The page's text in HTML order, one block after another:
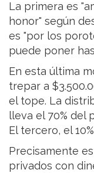
La primera es
honor" según
es "por los
puede poner
En esta última
trepar a
el tope. La
lleva el 70% del
El tercero, el
Precisamente
privados con